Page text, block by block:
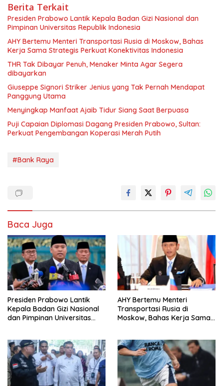
Berita Terkait
Presiden Prabowo Lantik Kepala Badan Gizi Nasional dan
Pimpinan Universitas Republik Indonesia
AHY Bertemu Menteri Transportasi Rusia di Moskow, Bahas
Kerja Sama Strategis Perkuat Konektivitas Indonesia
THR Tak Dibayar Penuh, Menaker Minta Agar Segera
dibayarkan
Giuseppe Signori Striker Jenius yang Tak Pernah Mendapat
Panggung Utama
Menyingkap Manfaat Ajaib Tidur Siang Saat Berpuasa
Puji Capaian Diplomasi Dagang Presiden Prabowo, Sultan:
Perkuat Pengembangan Koperasi Merah Putih
#Bank Raya
Baca Juga
Presiden Prabowo Lantik
Kepala Badan Gizi Nasional
dan Pimpinan Universitas
AHY Bertemu Menteri
Transportasi Rusia di
Moskow, Bahas Kerja Sama